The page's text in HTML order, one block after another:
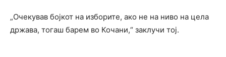
„Очекував бојкот на изборите, ако не на ниво на цела
држава, тогаш барем во Кочани,“ заклучи тој.